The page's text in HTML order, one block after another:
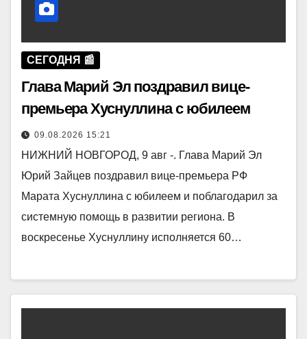
СЕГОДНЯ 📰
Глава Марий Эл поздравил вице-
премьера Хуснуллина с юбилеем
09.08.2026 15:21
НИЖНИЙ НОВГОРОД, 9 авг -. Глава Марий Эл
Юрий Зайцев поздравил вице-премьера РФ
Марата Хуснуллина с юбилеем и поблагодарил за
системную помощь в развитии региона. В
воскресенье Хуснуллину исполняется 60…